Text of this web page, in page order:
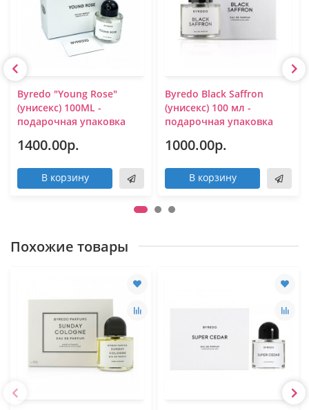
Byredo "Young Rose"
(унисекс) 100ML -
подарочная упаковка
1400.00р.
В корзину
Byredo Black Saffron
(унисекс) 100 мл -
подарочная упаковка
1000.00р.
В корзину
Похожие товары